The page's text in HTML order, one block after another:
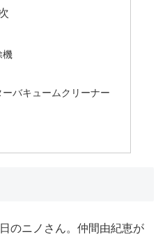
機
バキュームクリーナー
のニノさん。仲間由紀恵が